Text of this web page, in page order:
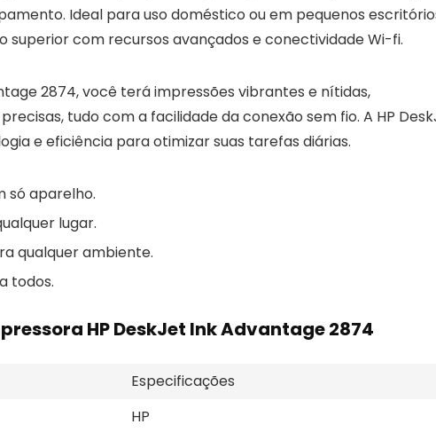
Ideal para uso doméstico ou em pequenos
com recursos avançados e conectividade Wi-fi.
2874, você terá impressões vibrantes e nítidas,
tudo com a facilidade da conexão sem fio. A HP
e eficiência para otimizar suas tarefas diárias.
só aparelho.
lugar.
qualquer ambiente.
todos.
HP DeskJet Ink Advantage 2874
Especificações
HP